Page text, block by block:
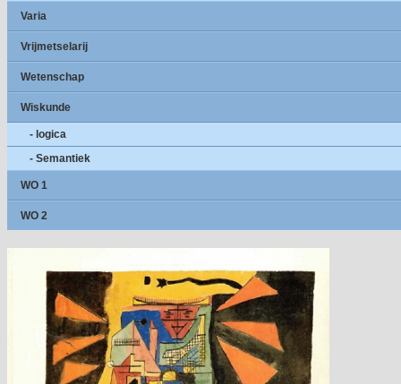
Varia
Vrijmetselarij
Wetenschap
Wiskunde
- logica
- Semantiek
WO 1
WO 2